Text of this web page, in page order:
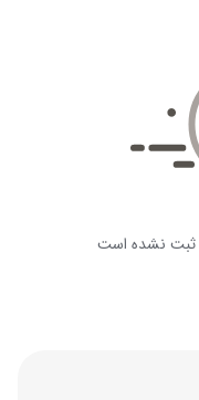
ثبت نشده است